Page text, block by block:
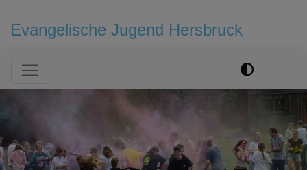
Evangelische Jugend Hersbruck
Hauptnavigation